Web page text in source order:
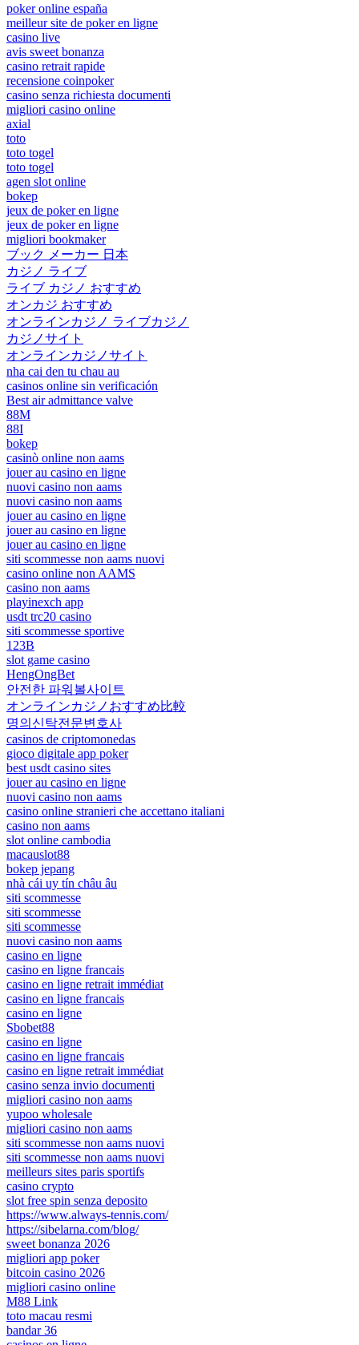
poker online españa
meilleur site de poker en ligne
casino live
avis sweet bonanza
casino retrait rapide
recensione coinpoker
casino senza richiesta documenti
migliori casino online
axial
toto
toto togel
toto togel
agen slot online
bokep
jeux de poker en ligne
jeux de poker en ligne
migliori bookmaker
ブック メーカー 日本
カジノ ライブ
ライブ カジノ おすすめ
オンカジ おすすめ
オンラインカジノ ライブカジノ
カジノサイト
オンラインカジノサイト
nha cai den tu chau au
casinos online sin verificación
Best air admittance valve
88M
88I
bokep
casinò online non aams
jouer au casino en ligne
nuovi casino non aams
nuovi casino non aams
jouer au casino en ligne
jouer au casino en ligne
jouer au casino en ligne
siti scommesse non aams nuovi
casino online non AAMS
casino non aams
playinexch app
usdt trc20 casino
siti scommesse sportive
123B
slot game casino
HengOngBet
안전한 파워볼사이트
オンラインカジノおすすめ比較
명의신탁전문변호사
casinos de criptomonedas
gioco digitale app poker
best usdt casino sites
jouer au casino en ligne
nuovi casino non aams
casino online stranieri che accettano italiani
casino non aams
slot online cambodia
macauslot88
bokep jepang
nhà cái uy tín châu âu
siti scommesse
siti scommesse
siti scommesse
nuovi casino non aams
casino en ligne
casino en ligne francais
casino en ligne retrait immédiat
casino en ligne francais
casino en ligne
Sbobet88
casino en ligne
casino en ligne francais
casino en ligne retrait immédiat
casino senza invio documenti
migliori casino non aams
yupoo wholesale
migliori casino non aams
siti scommesse non aams nuovi
siti scommesse non aams nuovi
meilleurs sites paris sportifs
casino crypto
slot free spin senza deposito
https://www.always-tennis.com/
https://sibelarna.com/blog/
sweet bonanza 2026
migliori app poker
bitcoin casino 2026
migliori casino online
M88 Link
toto macau resmi
bandar 36